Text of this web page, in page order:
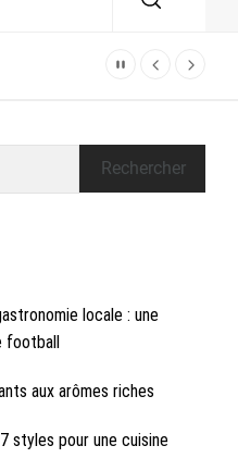
locale : une
football
aux arômes riches
styles pour une cuisine